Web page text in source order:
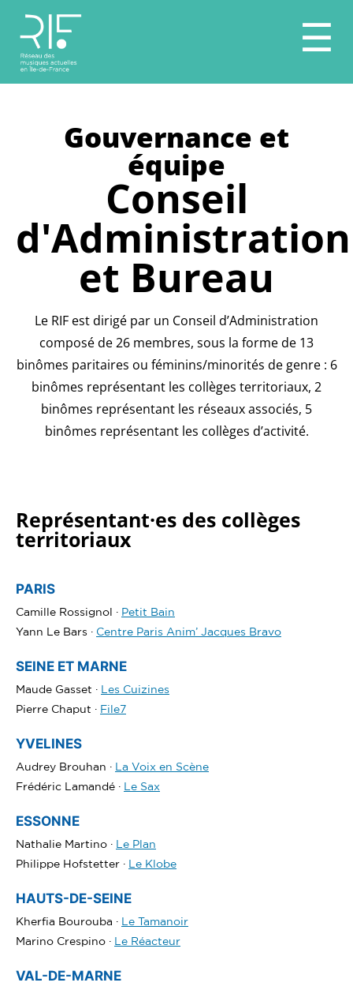
☰
Gouvernance et
équipe
Conseil
d'Administration
et Bureau
Le RIF est dirigé par un Conseil d’Administration
composé de 26 membres, sous la forme de 13
binômes paritaires ou féminins/minorités de genre : 6
binômes représentant les collèges territoriaux, 2
binômes représentant les réseaux associés, 5
binômes représentant les collèges d’activité.
Représentant·es des collèges
territoriaux
PARIS
Camille Rossignol · Petit Bain
Yann Le Bars · Centre Paris Anim’ Jacques Bravo
SEINE ET MARNE
Maude Gasset · Les Cuizines
Pierre Chaput · File7
YVELINES
Audrey Brouhan · La Voix en Scène
Frédéric Lamandé · Le Sax
ESSONNE
Nathalie Martino · Le Plan
Philippe Hofstetter · Le Klobe
HAUTS-DE-SEINE
Kherfia Bourouba · Le Tamanoir
Marino Crespino · Le Réacteur
VAL-DE-MARNE